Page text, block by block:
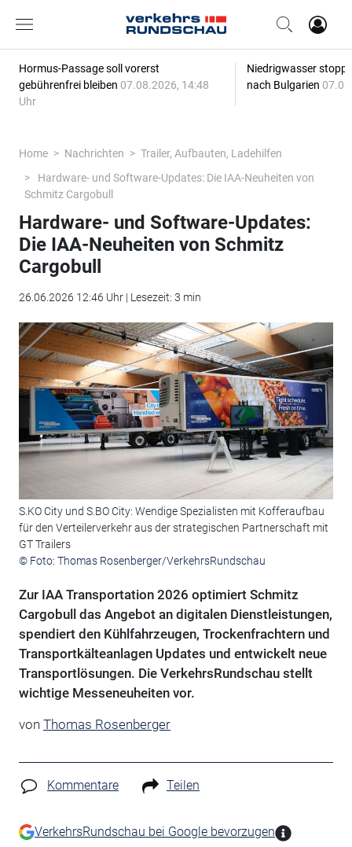
Hormus-Passage soll vorerst
gebührenfrei bleiben 07.08.2026, 14:48
Uhr
Niedrigwasser
nach Bulgarien
Home Nachrichten
Trailer, Aufbauten, Ladehilfen
Hardware- und Software-Updates: Die IAA-Neuheiten von
Schmitz Cargobull
Hardware- und Software-Updates:
Die IAA-Neuheiten von Schmitz
Cargobull
26.06.2026 12:46 Uhr | Lesezeit: 3 min
S.KO City und S.BO City: Wendige Spezialisten mit Kofferaufbau
für den Verteilerverkehr aus der strategischen Partnerschaft mit
GT Trailers
© Foto: Thomas Rosenberger/VerkehrsRundschau
Zur IAA Transportation 2026 optimiert Schmitz
Cargobull das Angebot an digitalen Dienstleistungen,
spendiert den Kühlfahrzeugen, Trockenfrachtern und
Transportkälteanlagen Updates und entwickelt neue
Transportlösungen. Die VerkehrsRundschau stellt
wichtige Messeneuheiten vor.
von Thomas Rosenberger
Kommentare Teilen
VerkehrsRundschau bei Google bevorzugen